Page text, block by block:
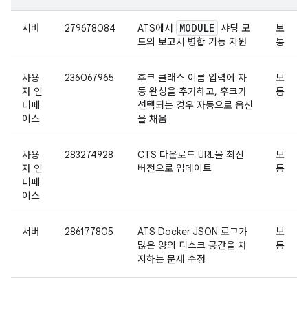
서버 279678084 ATS에서 MODULE 샤딩 모
드의 보고서 병합 기능 지원
보
통
사용
자 인
터페
이스
236067965
후크 클래스 이름 입력에 자
동 완성을 추가하고, 후크가
선택되는 경우 자동으로 옵션
을 채움
보
통
사용
자 인
터페
이스
283274928
CTS 다운로드 URL을 최신
버전으로 업데이트
보
통
서버 286177805
ATS Docker JSON 로그가
많은 양의 디스크 공간을 차
지하는 문제 수정
보
통